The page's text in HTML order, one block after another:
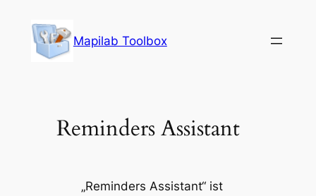
Inhalt
springen
Mapilab Toolbox
Reminders Assistant
„Reminders Assistant“ ist